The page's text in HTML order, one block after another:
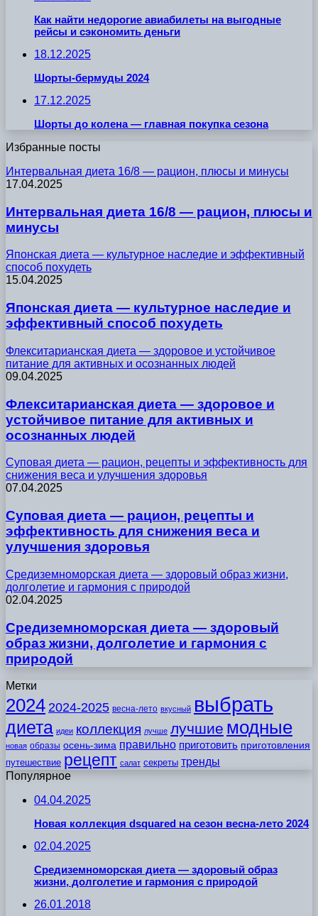
Как найти недорогие авиабилеты на выгодные
рейсы и сэкономить деньги
18.12.2025
Шорты-бермуды 2024
17.12.2025
Шорты до колена — главная покупка сезона
Избранные посты
Интервальная диета 16/8 — рацион, плюсы и минусы
17.04.2025
Интервальная диета 16/8 — рацион, плюсы и
минусы
Японская диета — культурное наследие и эффективный
способ похудеть
15.04.2025
Японская диета — культурное наследие и
эффективный способ похудеть
Флекситарианская диета — здоровое и устойчивое
питание для активных и осознанных людей
09.04.2025
Флекситарианская диета — здоровое и
устойчивое питание для активных и
осознанных людей
Суповая диета — рацион, рецепты и эффективность для
снижения веса и улучшения здоровья
07.04.2025
Суповая диета — рацион, рецепты и
эффективность для снижения веса и
улучшения здоровья
Средиземноморская диета — здоровый образ жизни,
долголетие и гармония с природой
02.04.2025
Средиземноморская диета — здоровый
образ жизни, долголетие и гармония с
природой
Метки
2024 2024-2025 весна-лето вкусный выбрать
диета идеи коллекция лучше лучшие модные
новая образы осень-зима правильно приготовить приготовления
путешествие рецепт салат секреты тренды
Популярное
04.04.2025
Новая коллекция dsquared на сезон весна-лето 2024
02.04.2025
Средиземноморская диета — здоровый образ
жизни, долголетие и гармония с природой
26.01.2018